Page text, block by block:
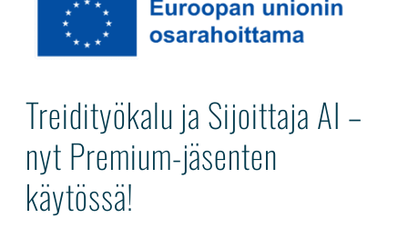
lopullinen sijoituspäätös on aina sijoittajalla.
Treidityökalu ja Sijoittaja AI –
nyt Premium-jäsenten
käytössä!